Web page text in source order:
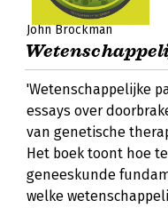
John Brockman
'Wetenschappelijke
essays over
van genetische
Het boek toont hoe
geneeskunde
welke